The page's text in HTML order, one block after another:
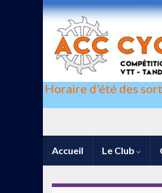
Horaire d'été des
Accueil Le Club